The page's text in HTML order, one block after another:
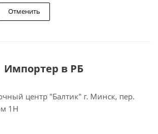
Отменить
Импортер в РБ
центр "Балтик" г. Минск, пер.
1Н